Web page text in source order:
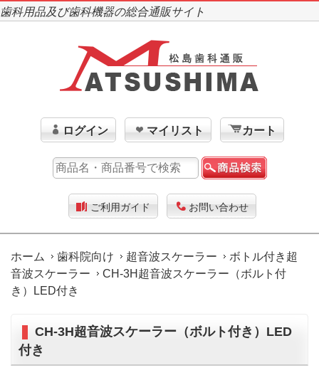
歯科用品及び歯科機器の総合通販サイト
ログイン マイリスト カート
ご利用ガイド お問い合わせ
ホーム 歯科院向け 超音波スケーラー
ボトル付き超
音波スケーラー
CH-3H超音波スケーラー（ボルト付
き）LED付き
CH-3H超音波スケーラー（ボルト付き）LED
付き